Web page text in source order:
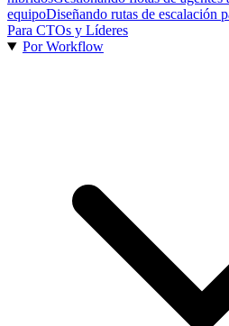
equipoDiseñando rutas de escalación
Para CTOs y Líderes
Por Workflow